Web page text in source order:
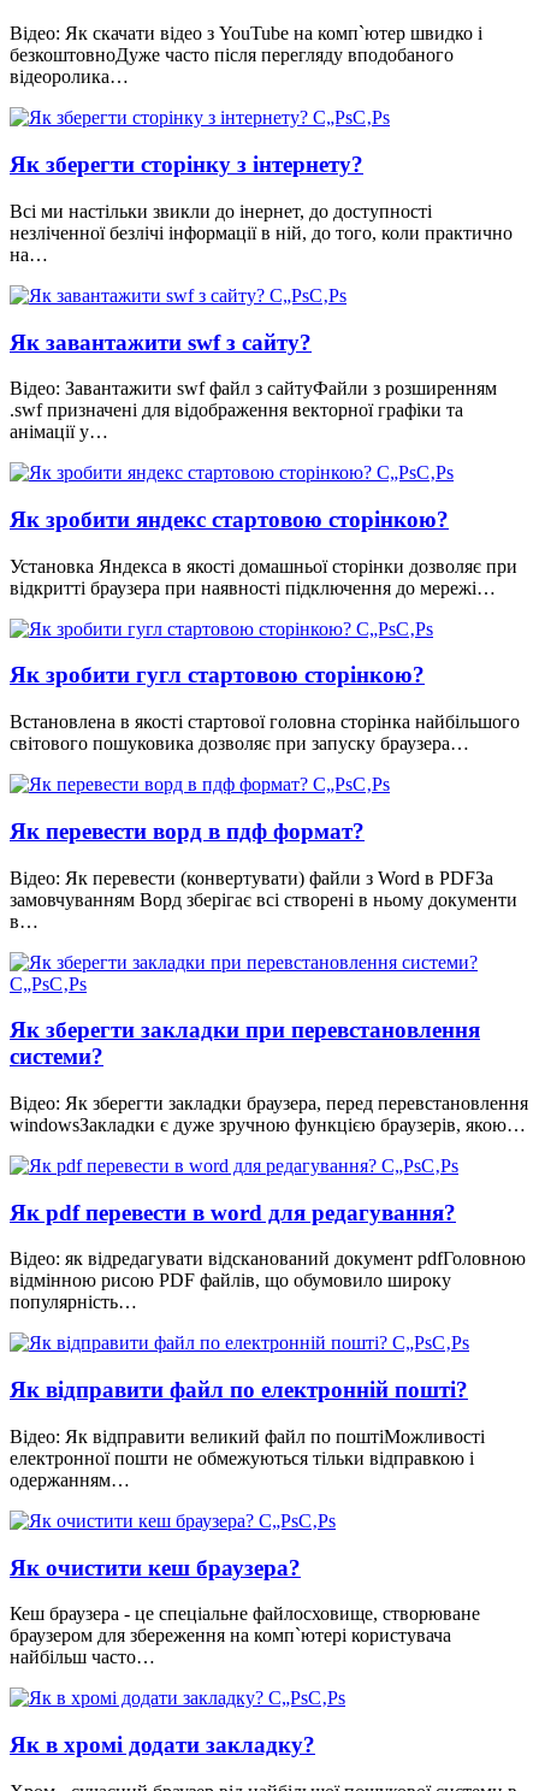
Відео: Як скачати відео з YouTube на комп`ютер швидко і
безкоштовноДуже часто після перегляду вподобаного
відеоролика…
Як зберегти сторінку з інтернету?
Всі ми настільки звикли до інернет, до доступності
незліченної безлічі інформації в ній, до того, коли практично
на…
Як завантажити swf з сайту?
Відео: Завантажити swf файл з сайтуФайли з розширенням
.swf призначені для відображення векторної графіки та
анімації у…
Як зробити яндекс стартовою сторінкою?
Установка Яндекса в якості домашньої сторінки дозволяє при
відкритті браузера при наявності підключення до мережі…
Як зробити гугл стартовою сторінкою?
Встановлена в якості стартової головна сторінка найбільшого
світового пошуковика дозволяє при запуску браузера…
Як перевести ворд в пдф формат?
Відео: Як перевести (конвертувати) файли з Word в PDFЗа
замовчуванням Ворд зберігає всі створені в ньому документи
в…
Як зберегти закладки при перевстановлення
системи?
Відео: Як зберегти закладки браузера, перед перевстановлення
windowsЗакладки є дуже зручною функцією браузерів, якою…
Як pdf перевести в word для редагування?
Відео: як відредагувати відсканований документ pdfГоловною
відмінною рисою PDF файлів, що обумовило широку
популярність…
Як відправити файл по електронній пошті?
Відео: Як відправити великий файл по поштіМожливості
електронної пошти не обмежуються тільки відправкою і
одержанням…
Як очистити кеш браузера?
Кеш браузера - це спеціальне файлосховище, створюване
браузером для збереження на комп`ютері користувача
найбільш часто…
Як в хромі додати закладку?